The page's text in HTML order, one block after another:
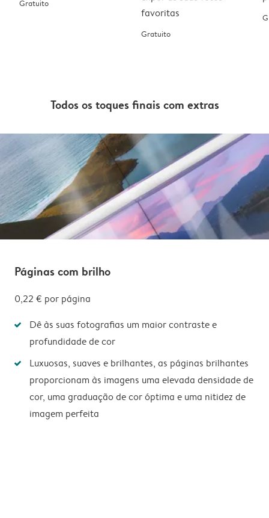
Gratuito
favoritas
Gratuito
Todos os toques finais com extras
Páginas com brilho
0,22 € por página
Dê às suas fotografias um maior contraste e
profundidade de cor
Luxuosas, suaves e brilhantes, as páginas brilhantes
proporcionam às imagens uma elevada densidade de
cor, uma graduação de cor óptima e uma nitidez de
imagem perfeita